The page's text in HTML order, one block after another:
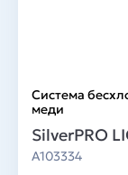
Система
меди
SilverPRO
A103334